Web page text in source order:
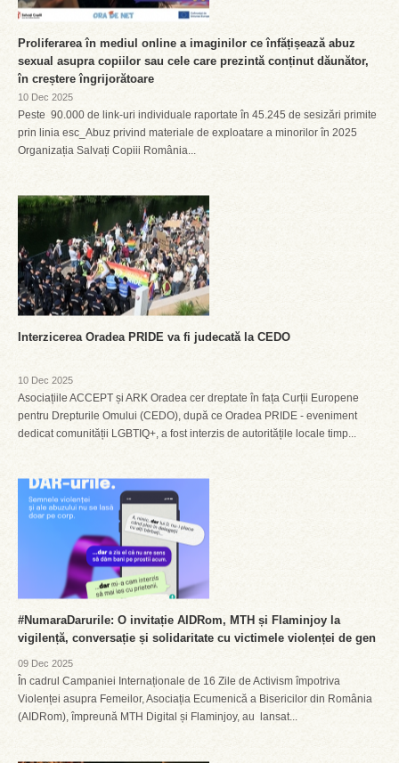
Proliferarea în mediul online a imaginilor ce înfățișează abuz
sexual asupra copiilor sau cele care prezintă conținut dăunător,
în creștere îngrijorătoare
10 Dec 2025
Peste 90.000 de link-uri individuale raportate în 45.245 de sesizări primite
prin linia esc_Abuz privind materiale de exploatare a minorilor în 2025
Organizația Salvați Copiii România...
Interzicerea Oradea PRIDE va fi judecată la CEDO
10 Dec 2025
Asociațiile ACCEPT și ARK Oradea cer dreptate în fața Curții Europene
pentru Drepturile Omului (CEDO), după ce Oradea PRIDE - eveniment
dedicat comunității LGBTIQ+, a fost interzis de autoritățile locale timp...
#NumaraDarurile: O invitație AIDRom, MTH și Flaminjoy la
vigilență, conversație și solidaritate cu victimele violenței de gen
09 Dec 2025
În cadrul Campaniei Internaționale de 16 Zile de Activism împotriva
Violenței asupra Femeilor, Asociația Ecumenică a Bisericilor din România
(AIDRom), împreună MTH Digital și Flaminjoy, au lansat...